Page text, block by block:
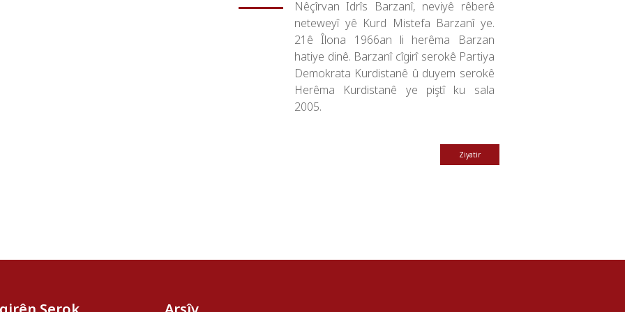
Nêçîrvan Idrîs Barzanî, neviyê rêberê
neteweyî yê Kurd Mistefa Barzanî ye.
21ê Îlona 1966an li herêma Barzan
hatiye dinê. Barzanî cîgirî serokê Partiya
Demokrata Kurdistanê û duyem serokê
Herêma Kurdistanê ye piştî ku sala
2005.
Ziyatir